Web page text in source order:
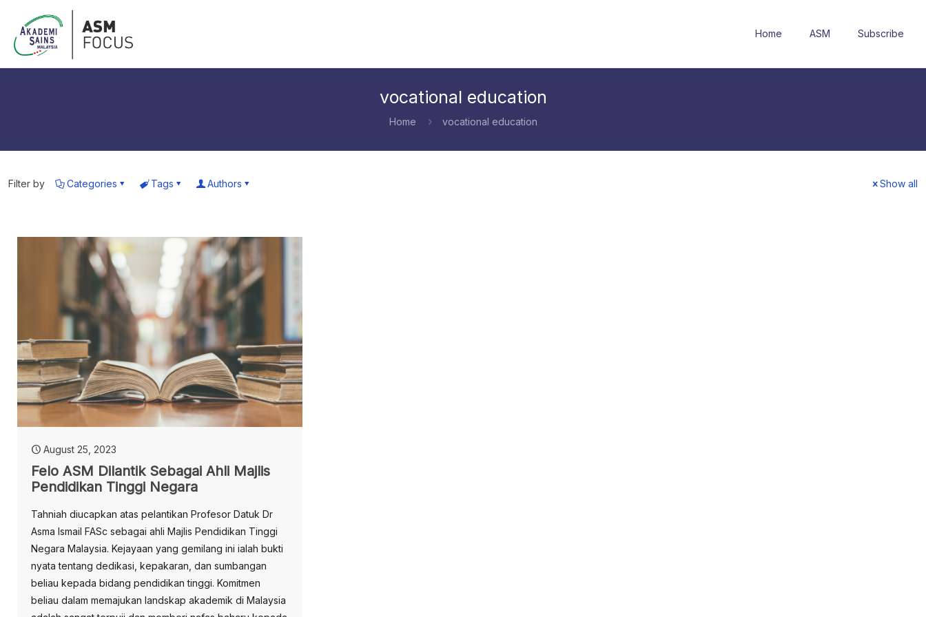
Home ASM Subscribe
vocational education
Home vocational education
Filter by Categories Tags Authors Show all
August 25, 2023
Felo ASM Dilantik Sebagai Ahli Majlis
Pendidikan Tinggi Negara
Tahniah diucapkan atas pelantikan Profesor Datuk Dr
Asma Ismail FASc sebagai ahli Majlis Pendidikan Tinggi
Negara Malaysia. Kejayaan yang gemilang ini ialah bukti
nyata tentang dedikasi, kepakaran, dan sumbangan
beliau kepada bidang pendidikan tinggi. Komitmen
beliau dalam memajukan landskap akademik di Malaysia